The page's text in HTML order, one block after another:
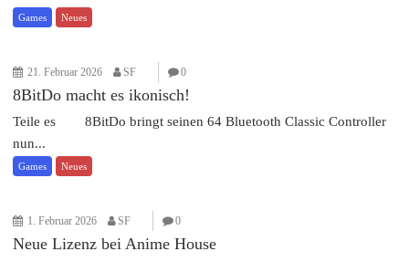
Games Neues
21. Februar 2026 SF 0
8BitDo macht es ikonisch!
Teile es 8BitDo bringt seinen 64 Bluetooth Classic Controller
nun...
Games Neues
1. Februar 2026 SF 0
Neue Lizenz bei Anime House